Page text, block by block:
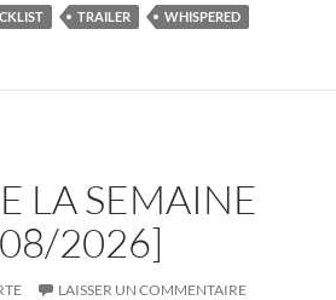
TRAILER WHISPERED
LA SEMAINE
2026]
LAISSER UN COMMENTAIRE